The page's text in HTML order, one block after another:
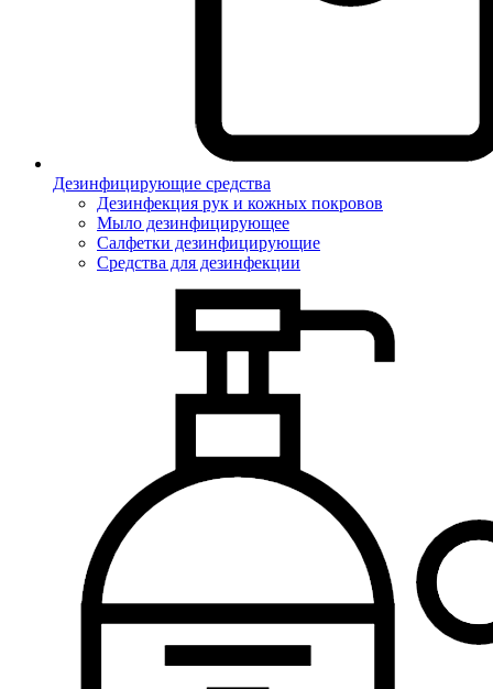
Дезинфицирующие средства
Дезинфекция рук и кожных покровов
Мыло дезинфицирующее
Салфетки дезинфицирующие
Средства для дезинфекции